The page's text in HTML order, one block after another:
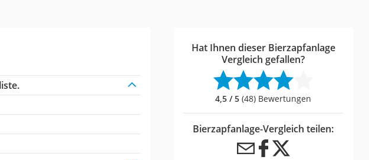
Hat Ihnen dieser Bierzapfanlage
Vergleich gefallen?
4,5 / 5 (48) Bewertungen
Bierzapfanlage-Vergleich teilen: